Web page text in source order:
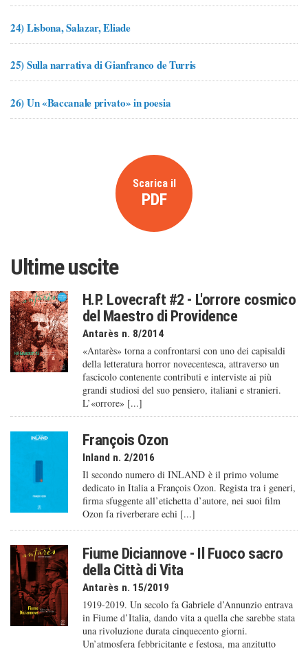
24)Lisbona, Salazar, Eliade
25)Sulla narrativa di Gianfranco de Turris
26)Un «Baccanale privato» in poesia
Scarica il
PDF
Ultime uscite
H.P. Lovecraft #2 - L'orrore cosmico
del Maestro di Providence
Antarès n. 8/2014
«Antarès» torna a confrontarsi con uno dei capisaldi
della letteratura horror novecentesca, attraverso un
fascicolo contenente contributi e interviste ai più
grandi studiosi del suo pensiero, italiani e stranieri.
L’«orrore» [...]
François Ozon
Inland n. 2/2016
Il secondo numero di INLAND è il primo volume
dedicato in Italia a François Ozon. Regista tra i generi,
firma sfuggente all’etichetta d’autore, nei suoi film
Ozon fa riverberare echi [...]
Fiume Diciannove - Il Fuoco sacro
della Città di Vita
Antarès n. 15/2019
1919-2019. Un secolo fa Gabriele d’Annunzio entrava
in Fiume d’Italia, dando vita a quella che sarebbe stata
una rivoluzione durata cinquecento giorni.
Un’atmosfera febbricitante e festosa, ma anzitutto